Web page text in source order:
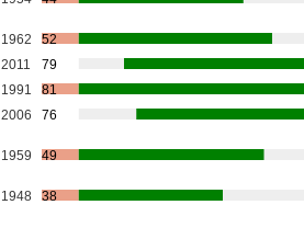
1962
52
2011
79
1991
81
2006 76
1959 49
1948 38